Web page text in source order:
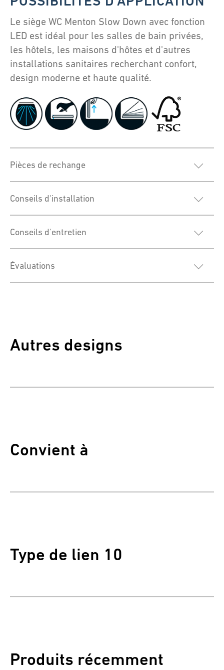
Le siège WC Menton Slow Down avec fonction
LED est idéal pour les salles de bain privées,
les hôtels, les maisons d'hôtes et d'autres
installations sanitaires recherchant confort,
design moderne et haute qualité.
Pièces de rechange
Conseils d'installation
Conseils d'entretien
Évaluations
Autres designs
Convient à
Type de lien 10
Produits récemment